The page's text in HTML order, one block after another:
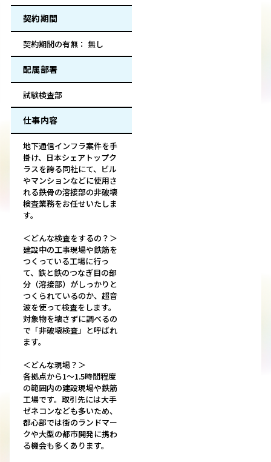
契約期間
契約期間の有無： 無し
配属部署
試験検査部
仕事内容
地下通信インフラ案件を手
掛け、日本シェアトップク
ラスを誇る同社にて、ビル
やマンションなどに使用さ
れる鉄骨の溶接部の非破壊
検査業務をお任せいたしま
す。
＜どんな検査をするの？＞
建設中の工事現場や鉄筋を
つくっている工場に行っ
て、鉄と鉄のつなぎ目の部
分（溶接部）がしっかりと
つくられているのか、超音
波を使って検査をします。
対象物を壊さずに調べるの
で「非破壊検査」と呼ばれ
ます。
＜どんな現場？＞
各拠点から1～1.5時間程度
の範囲内の建設現場や鉄筋
工場です。取引先には大手
ゼネコンなども多いため、
都心部では街のランドマー
クや大型の都市開発に携わ
る機会も多くあります。